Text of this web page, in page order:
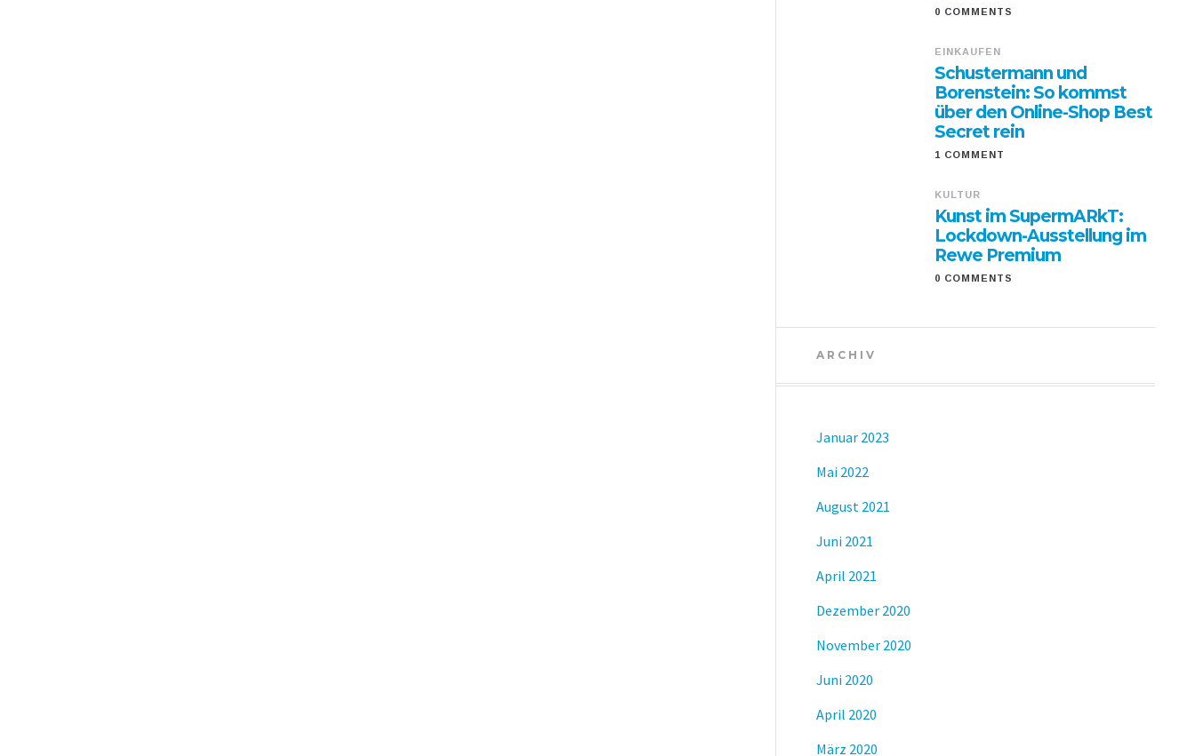
0 COMMENTS
EINKAUFEN
Schustermann und
Borenstein: So kommst
über den Online-Shop Best
Secret rein
1 COMMENT
KULTUR
Kunst im SupermARkT:
Lockdown-Ausstellung im
Rewe Premium
0 COMMENTS
ARCHIV
Januar 2023
Mai 2022
August 2021
Juni 2021
April 2021
Dezember 2020
November 2020
Juni 2020
April 2020
März 2020